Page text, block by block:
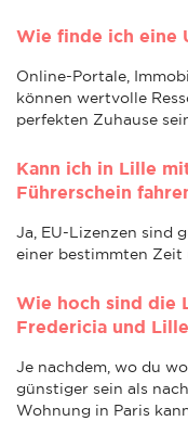
Wie finde ich eine
Online-Portale,
können wertvolle
perfekten Zuhause
Kann ich in Lille
Führerschein
Ja, EU-Lizenzen sind
einer bestimmten Zeit
Wie hoch sind die
Fredericia und
Je nachdem, wo du
günstiger sein als
Wohnung in Paris